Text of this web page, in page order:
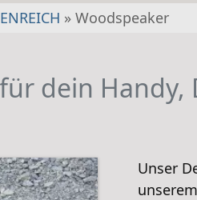
» Woodspeaker
dein
Unser